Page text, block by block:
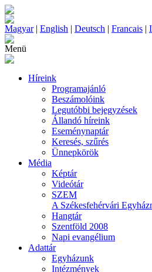
Magyar| English | Deutsch | Francais |
Menü
Híreink
Programajánló
Beszámolóink
Legutóbbi bejegyzések
Állandó híreink
Eseménynaptár
Keresés, szűrés
Ünnepkörök
Média
Képtár
Videótár
SZEM
A Székesfehérvári
Hangtár
Szentföld 2008
Napi evangélium
Adattár
Egyházunk
Intézmények